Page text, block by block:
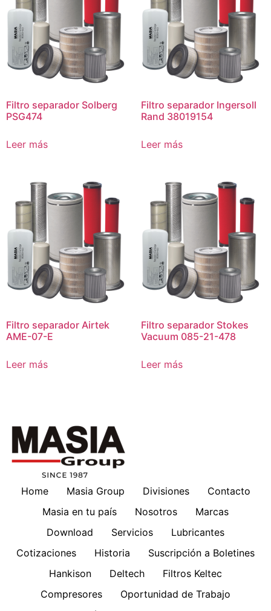
Filtro separador Solberg
PSG474
Leer más
Filtro separador Ingersoll
Rand 38019154
Leer más
Filtro separador Airtek
AME-07-E
Leer más
Filtro separador Stokes
Vacuum 085-21-478
Leer más
Home Masia Group Divisiones
Contacto
Masia en tu país
Nosotros
Marcas
Download
Servicios
Lubricantes
Cotizaciones
Historia
Suscripción a Boletines
Hankison
Deltech
Filtros Keltec
Compresores
Oportunidad de Trabajo